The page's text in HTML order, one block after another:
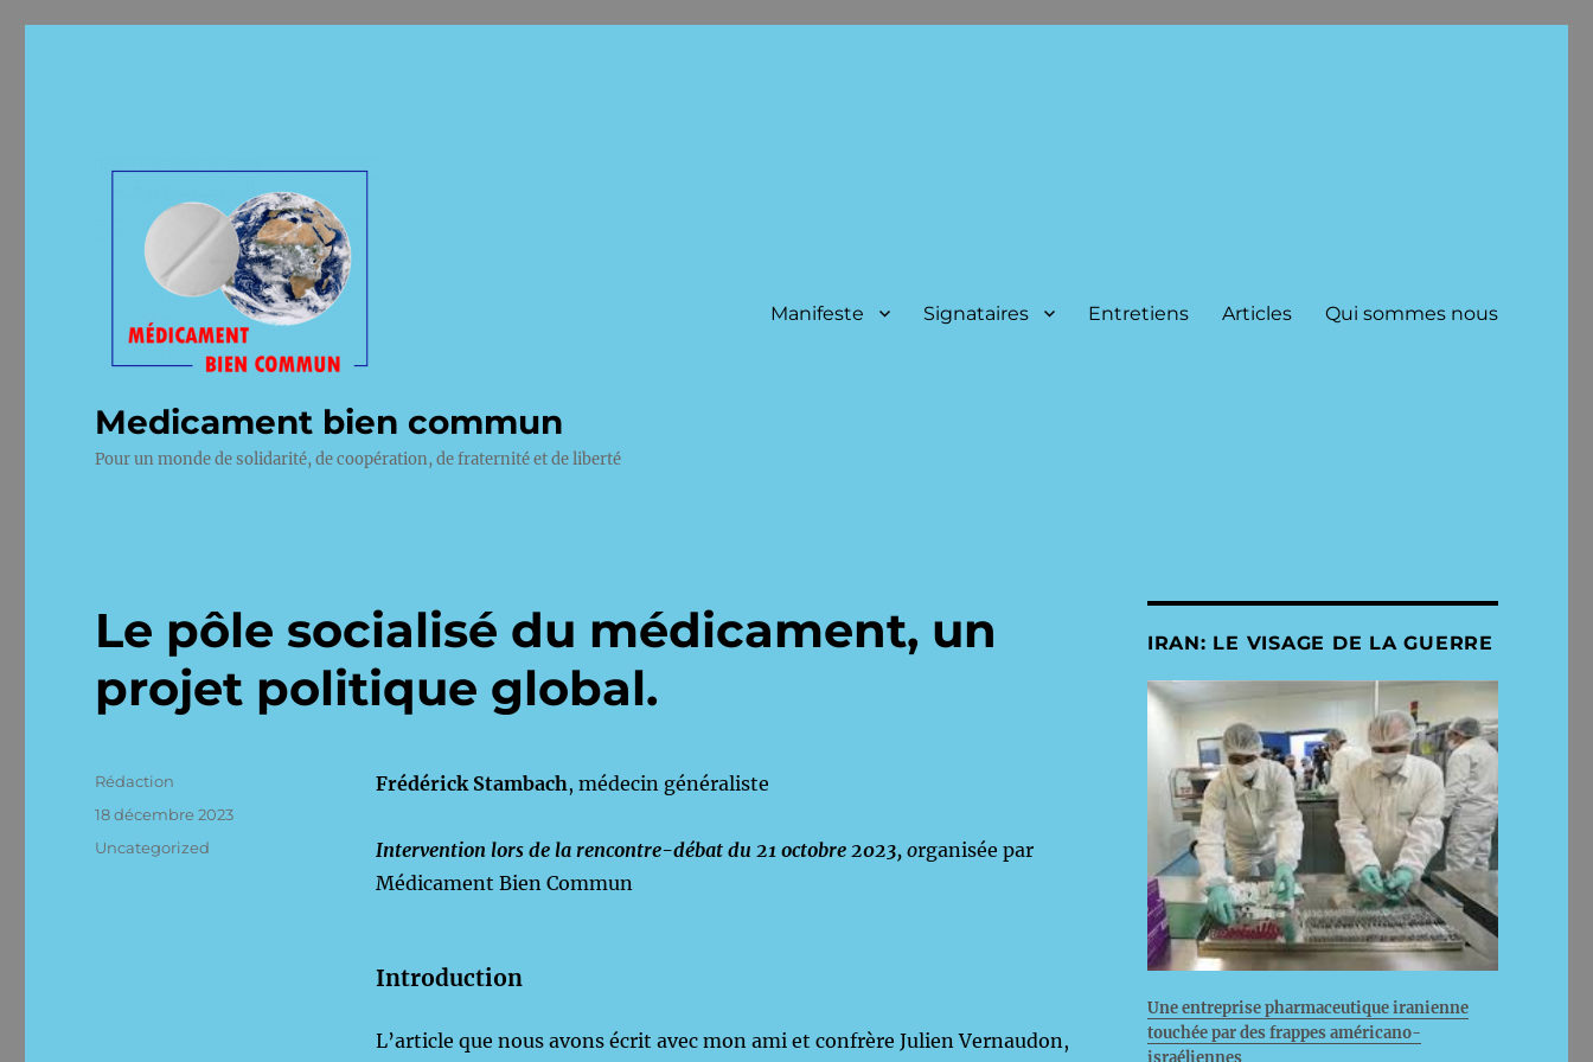
Medicament bien commun
Pour un monde de solidarité, de coopération, de fraternité et de liberté
Manifeste Signataires Entretiens Articles Qui sommes nous
Le pôle socialisé du médicament, un
projet politique global.
Frédérick Stambach, médecin généraliste
Intervention lors de la rencontre-débat du 21 octobre 2023, organisée par
Médicament Bien Commun
Introduction
L’article que nous avons écrit avec mon ami et confrère Julien Vernaudon,
Auteur
Rédaction
Publié
18 décembre 2023
Catégories
Uncategorized
IRAN: LE VISAGE DE LA GUERRE
Une entreprise pharmaceutique iranienne
touchée par des frappes américano-
israéliennes